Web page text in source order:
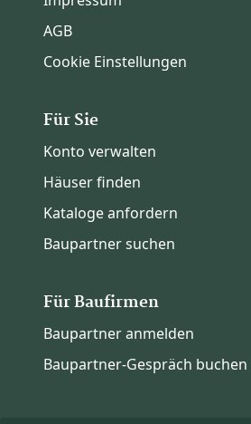
AGB
Cookie Einstellungen
Für Sie
Konto verwalten
Häuser finden
Kataloge anfordern
Baupartner suchen
Für Baufirmen
Baupartner anmelden
Baupartner-Gespräch buchen